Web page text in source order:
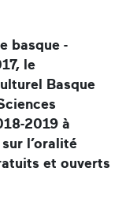
basque -
le
Basque
2019 à
l’oralité
et ouverts